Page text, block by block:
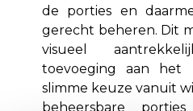
de porties en
gerecht beheren. Dit
visueel
toevoeging aan het
slimme keuze vanuit
beheersbare